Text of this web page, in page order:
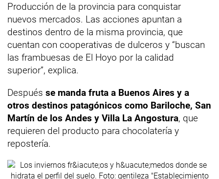
Producción de la provincia para conquistar
nuevos mercados. Las acciones apuntan a
destinos dentro de la misma provincia, que
cuentan con cooperativas de dulceros y “buscan
las frambuesas de El Hoyo por la calidad
superior”, explica.
Después se manda fruta a Buenos Aires y a
otros destinos patagónicos como Bariloche, San
Martín de los Andes y Villa La Angostura, que
requieren del producto para chocolatería y
repostería.